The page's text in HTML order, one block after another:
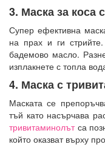
3. Маска за коса
Супер ефективна
на прах и ги
бадемово масло.
изплакнете с топла
4. Маска с
Маската се
тъй като насърчава
тривитаминолътса
който оказват върху